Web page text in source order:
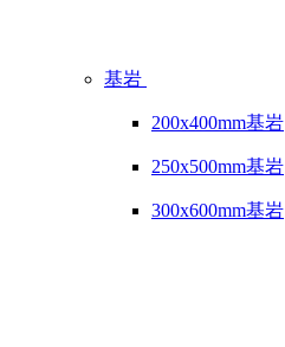
基岩
200x400mm基岩
250x500mm基岩
300x600mm基岩